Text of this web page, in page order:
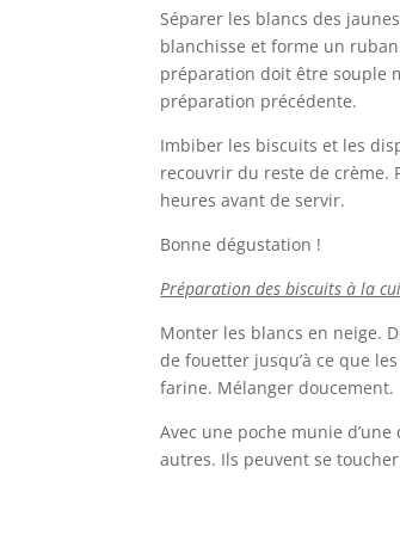
Séparer les blancs des
blanchisse et forme un
préparation doit être souple
préparation précédente.
Imbiber les biscuits et les
recouvrir du reste de crème.
heures avant de servir.
Bonne dégustation !
Préparation des biscuits à la
Monter les blancs en neige.
de fouetter jusqu’à ce que
farine. Mélanger doucement.
Avec une poche munie
autres. Ils peuvent se